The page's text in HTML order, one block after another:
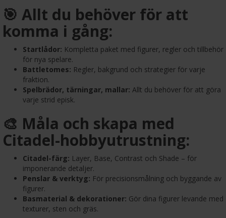
🎯 Allt du behöver för att
komma i gång:
Startlådor: Kompletta paket med figurer, regler och tillbehör
för nya spelare.
Battletomes: Regler, bakgrund och strategier för varje
fraktion.
Spelbrädor, tärningar, mallar: Allt du behöver för att göra
varje strid episk.
🎨 Måla och skapa med
Citadel-hobbyutrustning:
Citadel-färg: Layer, Base, Contrast och Shade – för
imponerande detaljer.
Penslar & verktyg: För precisionsmålning och byggande av
figurer.
Basmaterial & dekorationer: Gör dina figurer levande med
texturer, sten och gräs.